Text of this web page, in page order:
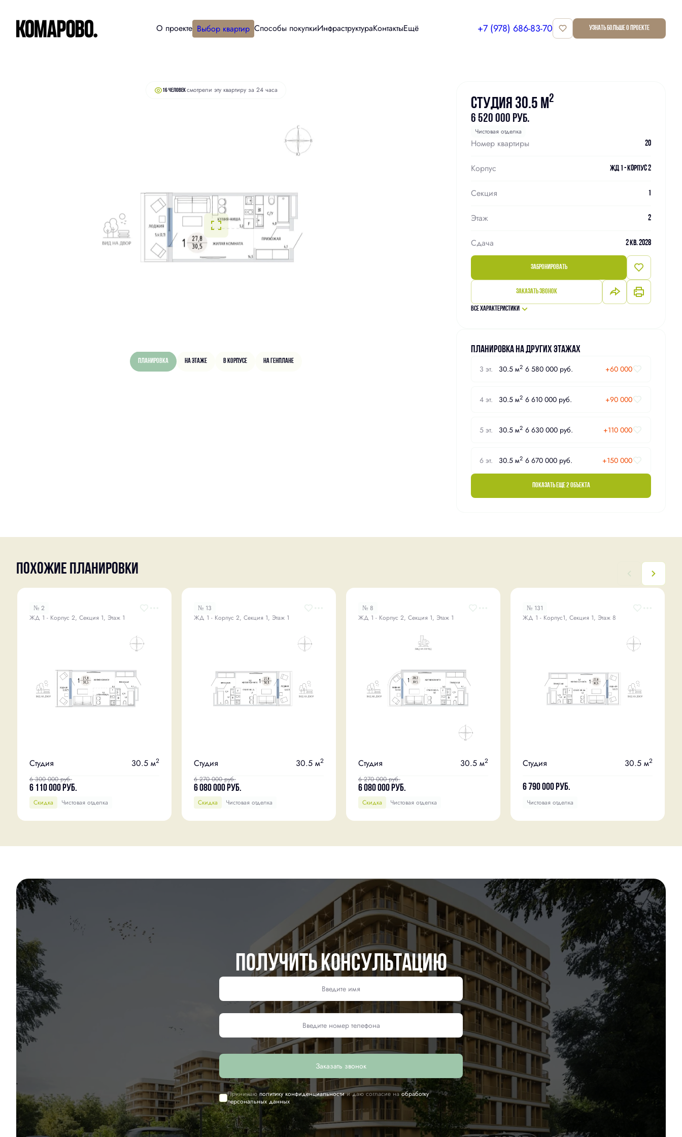
О проекте Выбор квартир Способы покупкиИнфраструктураКонтактыЕщё +7 (978) 686-83-70 Узнать больше о проекте
Студия30.5 м 2 6 520 000 руб. Забронировать
16 человексмотрели эту квартиру за 24 часа
Планировка На этаже В корпусе На генплане
Студия 30.5 м2
6 520 000 руб.
Чистовая отделка
Номер квартиры 20
Корпус ЖД 1 - Корпус 2
Секция 1
Этаж 2
Сдача 2 кв. 2028
Забронировать
Заказать звонок
Все характеристики
Планировка на других этажах
3 эт.
30.5 м2 6 580 000 руб. +60 000
4 эт. 30.5 м2 6 610 000 руб. +90 000
5 эт. 30.5 м2 6 630 000 руб. +110 000
6 эт. 30.5 м2 6 670 000 руб. +150 000
Показать еще 2 объектa
Похожие планировки
№ 2
ЖД 1 - Корпус 2, Секция 1, Этаж 1
Студия 30.5 м2
6 300 000руб.
6 110 000руб.
Скидка Чистовая отделка
№ 13
ЖД 1 - Корпус 2, Секция 1, Этаж 1
Студия 30.5 м2
6 270 000руб.
6 080 000руб.
Скидка Чистовая отделка
№ 8
ЖД 1 - Корпус 2, Секция 1, Этаж 1
Студия 30.5 м2
6 270 000руб.
6 080 000руб.
Скидка Чистовая отделка
№ 131
ЖД 1 - Корпус1, Секция 1, Этаж 8
Студия 30.5 м2
6 790 000руб.
Чистовая отделка
Получить консультацию
Заказать звонок
Принимаюполитику конфиденциальностии даю согласие наобработку
персональных данных